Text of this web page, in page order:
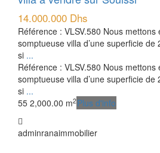
14.000.000 Dhs
Référence : VLSV.580 Nous mettons
somptueuse villa d’une superficie de
si ...
Référence : VLSV.580 Nous mettons
somptueuse villa d’une superficie de
si ...
55 2,000.00 m2Plus d'info
adminranaimmobilier